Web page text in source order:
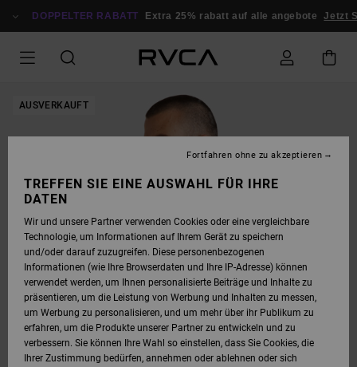
ZUR
DOPPELTER RABATT Extra 25% rabatt auf alle angebote Jetzt
AUSVERKAUFT
TREFFEN SIE EINE AUSWAHL FÜR IHRE
DATEN
Wir und unsere Partner verwenden Cookies oder eine vergleichbare
Technologie, um Informationen auf Ihrem Gerät zu speichern
und/oder darauf zuzugreifen. Diese personenbezogenen
Informationen (wie Ihre Browserdaten und Ihre IP-Adresse) können
verwendet werden, um Ihnen personalisierte Beiträge und Inhalte zu
präsentieren, um die Leistung von Werbung und Inhalten zu messen,
um Werbung zu personalisieren, und um mehr über ihr Publikum zu
erfahren, um die Produkte unserer Partner zu entwickeln und zu
verbessern. Sie können Ihre Wahl so einstellen, dass Sie Cookies, die
Ihrer Zustimmung bedürfen, annehmen oder ablehnen oder sich
Fortfahren ohne zu akzeptieren